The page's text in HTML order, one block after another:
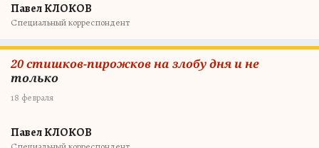
Павел КЛОКОВ
Специальный корреспондент
20 стишков-пирожков на злобу дня и не
только
18 февраля
Павел КЛОКОВ